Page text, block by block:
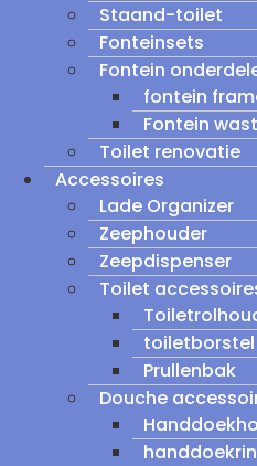
Staand-toilet
Fonteinsets
Fontein
fontein
Fontein
Toilet renovatie
Accessoires
Lade Organizer
Zeephouder
Zeepdispenser
Toilet
toiletborstel
Prullenbak
Douche